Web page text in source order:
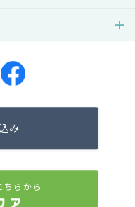
み
ちらから
ちら